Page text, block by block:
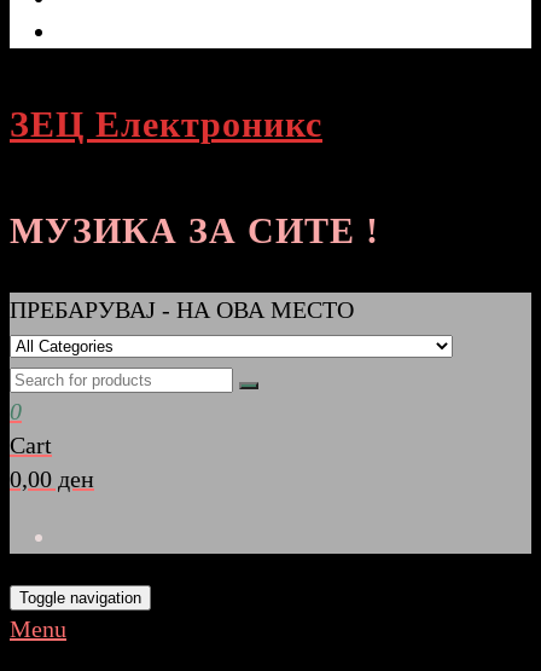
ЗЕЦ Електроникс
МУЗИКА ЗА СИТЕ !
ПРЕБАРУВАЈ - НА ОВА МЕСТО
0
Cart
0,00 ден
Toggle navigation
Menu